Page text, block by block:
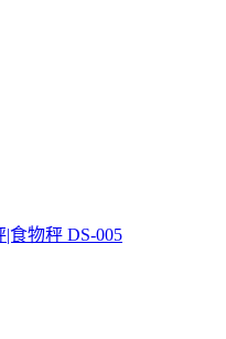
食物秤 DS-005